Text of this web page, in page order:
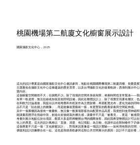
桃園機場第二航廈文化櫥窗展示設計
國家攝影文化中心，2025
這次的設計專案是由國家攝影文化中心邀請參與，地點在桃園國際機場第二航廈四樓、長榮貴
主題聚焦在攝影文化中心這棟建築的歷史背景，以及台灣攝影文化的發展軌跡；西側則展示中
覽內容。
這個櫥窗空間雖然不大，但挑戰不少。除了現場的空間本身就有限，佈展時間也非常緊湊——
有單一軌道燈，無法拉線或加裝其他照明設備，因此在整體設計上，除了視覺呈現要有層次，也
在和館方討論過後，我提出以木箱堆疊和木框架作為主體架構，再搭配透光布，柔化光線的同
品不只是「貼在牆上的圖像」，而是能像裝置藝術一樣，有更豐富的觀看節奏與空間延伸感。
其中一個展櫃因為僅有一條畫軌，無法像一般展場那樣自由配置作品高度，我便想到使用伸縮
能讓畫面懸浮在視線中段，創造出前後錯落的層次感，讓畫作不只是「被看見」，更是「被感受
考量到展示地點位於出境區，觀眾大多是即將離開台灣的國際旅客，因此我希望整體設計可以
化上的厚度。這次的設計風格以「直接、清楚、有記憶點」為主軸，也讓作品在限制條件下仍保
這個專案不只是一個「文化櫥窗設計」，對我來說更像是一場設計實驗——如何用有限的空間
價值和設計語彙整合在一起。這也是我很喜歡參與這類公共空間展示的原因：設計不只是好看